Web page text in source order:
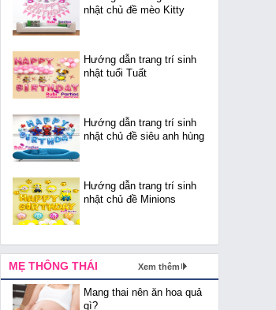
nhật chủ đề mèo Kitty
Hướng dẫn trang trí sinh
nhật tuổi Tuất
Hướng dẫn trang trí sinh
nhật chủ đề siêu anh hùng
Hướng dẫn trang trí sinh
nhật chủ đề Minions
MẸ THÔNG THÁI Xem thêm
Mang thai nên ăn hoa quả
gì?